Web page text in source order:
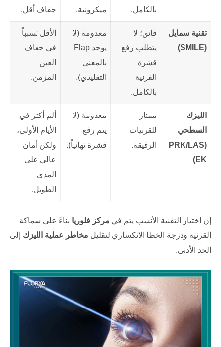
بالكامل.
ميكرونية.
جفاف أقل.
تقنية سمايل
(SMILE)
فائق؛ لا
يتطلب رفع
قشرة
القرنية
بالكامل.
معدومة (لا
يوجد Flap
بالمعنى
التقليدي).
الأقل تسبباً
في جفاف
العين
المزمن.
الليزك
السطحي
(PRK/LAS
EK)
ممتاز
للقرنيات
الرقيقة.
معدومة (لا
يتم رفع
قشرة نهائياً).
ألم أكثر في
الأيام الأولى،
ولكن أمان
عالي على
المدى
الطويل.
إن اختيار التقنية الأنسب يتم في مركز فلوريا بناءً على سماكة
القرنية ودرجة الخطأ الانكساري لتقليل مخاطر عملية الليزك إلى
الحد الأدنى.